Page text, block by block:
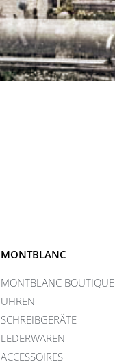
MONTBLANC
MONTBLANC BOUTIQUE
UHREN
SCHREIBGERÄTE
LEDERWAREN
ACCESSOIRES